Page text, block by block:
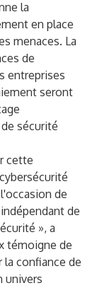
la
en place
menaces. La
de
entreprises
seront
sécurité
cette
de
de
», a
témoigne de
confiance de
univers